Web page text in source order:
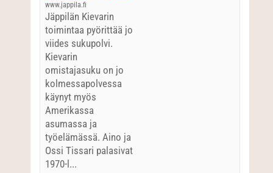
www.jappila.fi
Jäppilän Kievarin
toimintaa pyörittää jo
viides sukupolvi.
Kievarin
omistajasuku on jo
kolmessapolvessa
käynyt myös
Amerikassa
asumassa ja
työelämässä. Aino ja
Ossi Tissari palasivat
1970-l...